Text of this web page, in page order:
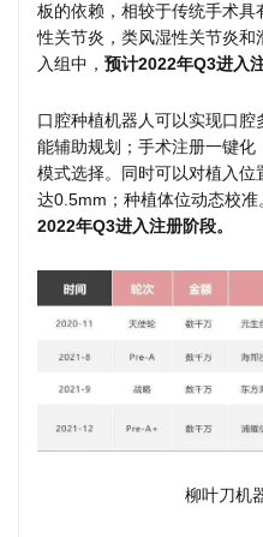
板的依赖，相较于传统手术
性关节炎，类风湿性关节炎
入组中， 预计2022年Q3进入
口腔种植机器人可以实现口
能辅助规划；手术注册一键
模式选择。同时可以对植入
达0.5mm；种植体位动态校
2022年Q3进入注册阶段。
柳叶刀机